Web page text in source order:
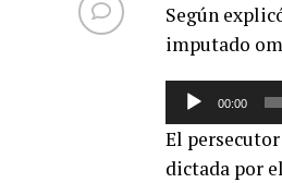
Según
imputado
Reproductor
audio
00:00
El
dictada por